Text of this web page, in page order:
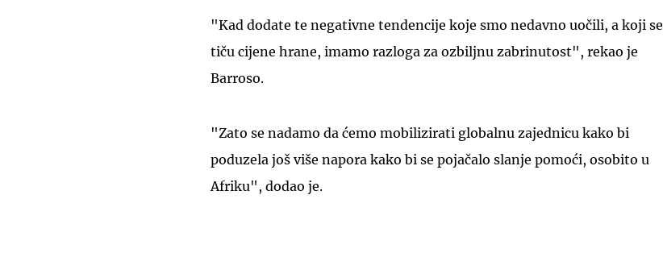
"Kad dodate te negativne tendencije koje smo nedavno uočili, a koji se
tiču cijene hrane, imamo razloga za ozbiljnu zabrinutost", rekao je
Barroso.
"Zato se nadamo da ćemo mobilizirati globalnu zajednicu kako bi
poduzela još više napora kako bi se pojačalo slanje pomoći, osobito u
Afriku", dodao je.